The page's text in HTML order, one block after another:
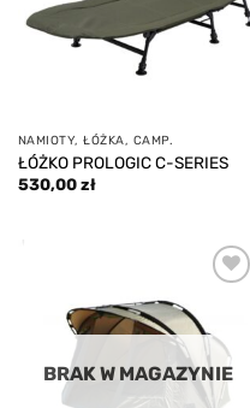
NAMIOTY, ŁÓŻKA, CAMP.
ŁÓŻKO PROLOGIC C-SERIES
530,00zł
wishlist
BRAK W MAGAZYNIE